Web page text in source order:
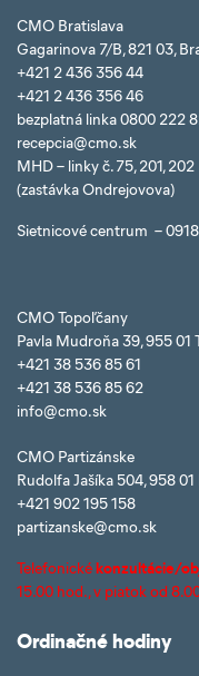
CMO Bratislava
Gagarinova 7/B, 821 03,
+421 2 436 356 44
+421 2 436 356 46
bezplatná linka 0800 222
recepcia@cmo.sk
MHD – linky č. 75, 201, 202
(zastávka Ondrejovova)
Sietnicové centrum –
CMO Topoľčany
Pavla Mudroňa 39, 955 01
+421 38 536 85 61
+421 38 536 85 62
info@cmo.sk
CMO Partizánske
Rudolfa Jašíka 504, 958
+421 902 195 158
partizanske@cmo.sk
Telefonickékonzultácie/
15.00 hod., v piatok od
Ordinačné hodiny